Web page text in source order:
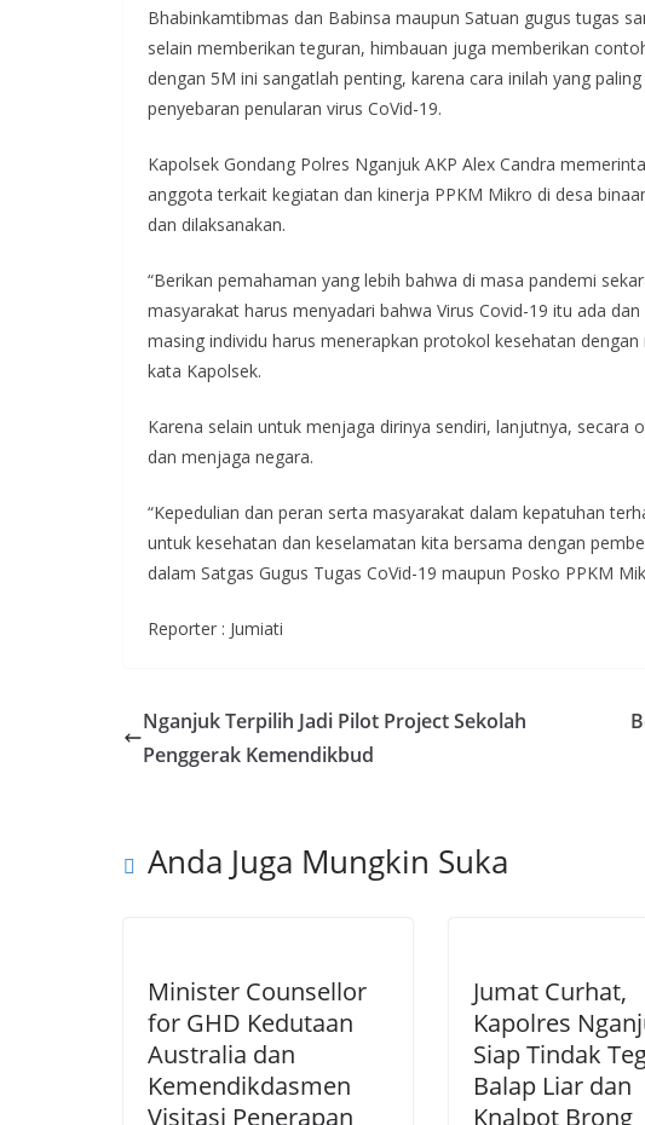
Bhabinkamtibmas dan Babinsa maupun Satuan gugus tugas
selain memberikan teguran, himbauan juga memberikan
dengan 5M ini sangatlah penting, karena cara inilah yang
penyebaran penularan virus CoVid-19.
Kapolsek Gondang Polres Nganjuk AKP Alex Candra
anggota terkait kegiatan dan kinerja PPKM Mikro di desa
dan dilaksanakan.
“Berikan pemahaman yang lebih bahwa di masa pandemi
masyarakat harus menyadari bahwa Virus Covid-19 itu ada
masing individu harus menerapkan protokol kesehatan
kata Kapolsek.
Karena selain untuk menjaga dirinya sendiri, lanjutnya,
dan menjaga negara.
“Kepedulian dan peran serta masyarakat dalam kepatuhan
untuk kesehatan dan keselamatan kita bersama dengan
dalam Satgas Gugus Tugas CoVid-19 maupun Posko PPKM
Reporter : Jumiati
Nganjuk Terpilih Jadi Pilot Project Sekolah
Penggerak Kemendikbud
Anda Juga Mungkin Suka
Minister Counsellor
for GHD Kedutaan
Australia dan
Kemendikdasmen
Visitasi Penerapan
Jumat Curhat,
Kapolres
Siap Tindak
Balap Liar dan
Knalpot Brong